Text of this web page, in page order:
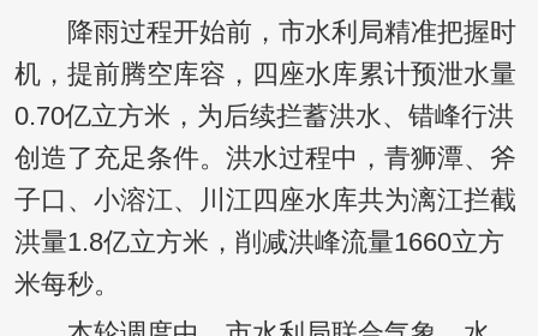
降雨过程开始前，市水利局精准把握时
机，提前腾空库容，四座水库累计预泄水量
0.70亿立方米，为后续拦蓄洪水、错峰行洪
创造了充足条件。洪水过程中，青狮潭、斧
子口、小溶江、川江四座水库共为漓江拦截
洪量1.8亿立方米，削减洪峰流量1660立方
米每秒。